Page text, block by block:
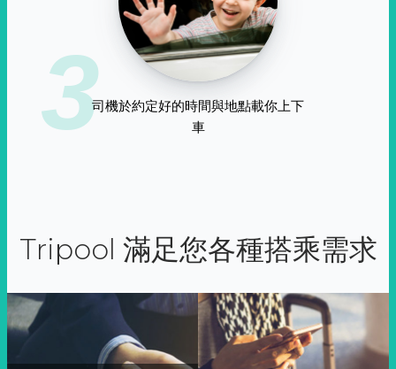
3司機於約定好的時間與地點載你上下
車
Tripool 滿足您各種搭乘需求